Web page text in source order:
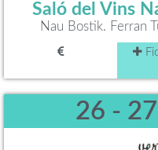
Saló del Vins
Nau Bostik. Ferran
26 - 27